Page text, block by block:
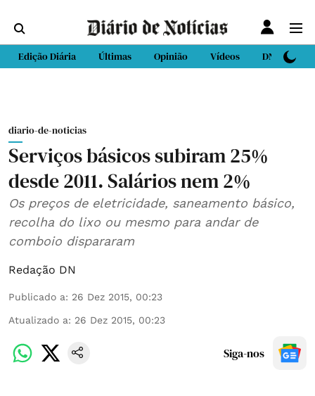
Edição Diária Últimas Opinião Vídeos DN Sport
diario-de-noticias
Serviços básicos subiram 25%
desde 2011. Salários nem 2%
Os preços de eletricidade, saneamento básico,
recolha do lixo ou mesmo para andar de
comboio dispararam
Redação DN
Publicado a: 26 Dez 2015, 00:23
Atualizado a: 26 Dez 2015, 00:23
Siga-nos